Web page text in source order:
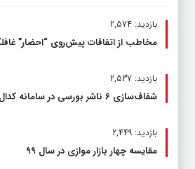
بازدید: 2,574
مخاطب از اتفاقات پیش‌روی “احضار”
بازدید: 2,537
شفاف‌سازی ۶ ناشر بورسی در سامانه کدال
بازدید: 2,449
مقایسه چهار بازار موازی در سال ۹۹